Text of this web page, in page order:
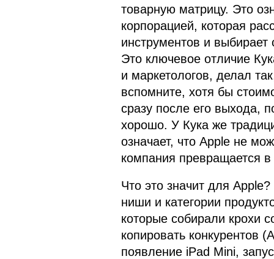
товарную матрицу. Это
корпорацией, которая
инструментов и выбирает
Это ключевое отличие
и маркетологов, делал
вспомните, хотя бы
сразу после его выхода,
хорошо. У Кука же
означает, что Apple не
компания превращается в
Что это значит для
ниши и категории
которые собирали крохи
копировать конкурентов
появление iPad Mini,